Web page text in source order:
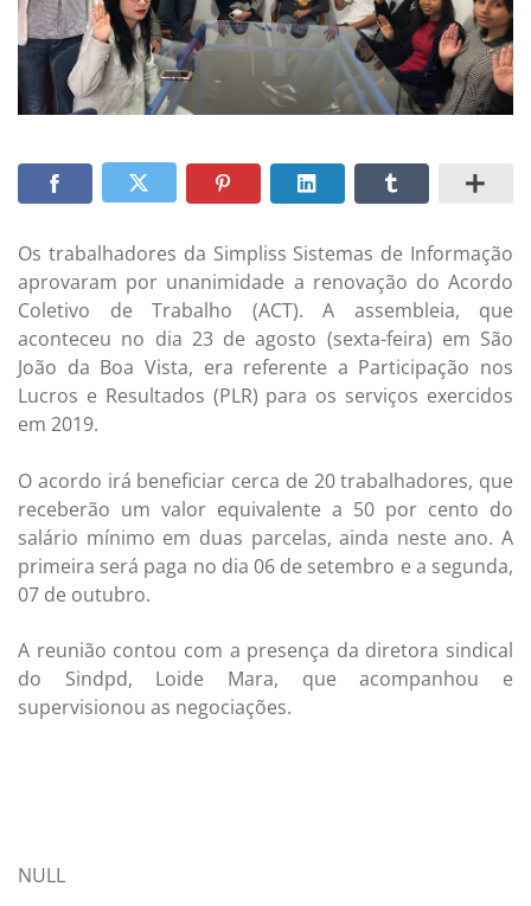
Os trabalhadores da Simpliss Sistemas de Informação
aprovaram por unanimidade a renovação do Acordo
Coletivo de Trabalho (ACT). A assembleia, que
aconteceu no dia 23 de agosto (sexta-feira) em São
João da Boa Vista, era referente a Participação nos
Lucros e Resultados (PLR) para os serviços exercidos
em 2019.
O acordo irá beneficiar cerca de 20 trabalhadores, que
receberão um valor equivalente a 50 por cento do
salário mínimo em duas parcelas, ainda neste ano. A
primeira será paga no dia 06 de setembro e a segunda,
07 de outubro.
A reunião contou com a presença da diretora sindical
do Sindpd, Loide Mara, que acompanhou e
supervisionou as negociações.
NULL